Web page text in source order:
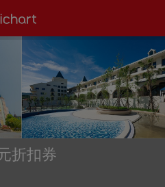
折扣券